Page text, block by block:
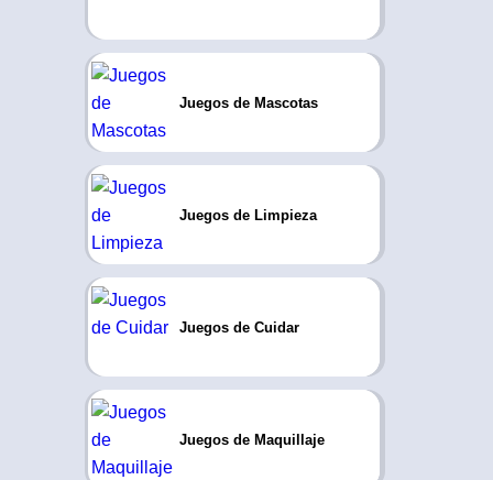
Juegos de Mascotas
Juegos de Limpieza
Juegos de Cuidar
Juegos de Maquillaje